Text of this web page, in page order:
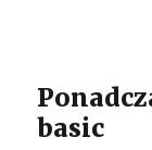
basic